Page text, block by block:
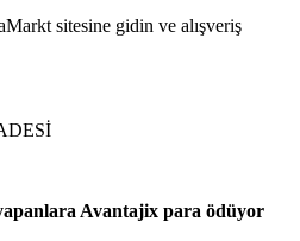
sitesine gidin ve alışveriş
Avantajix para ödüyor